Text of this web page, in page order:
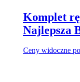
Komplet
Najlepsza
Ceny widoczne